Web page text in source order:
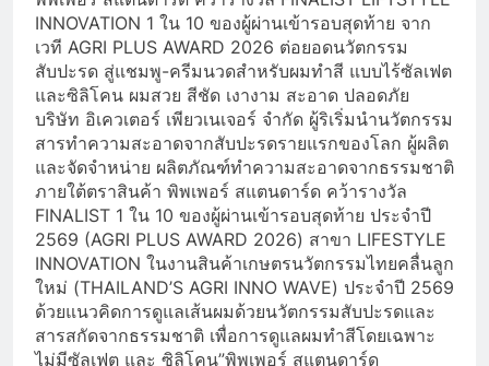
INNOVATION 1 ใน 10 ของผู้ผ่านเข้ารอบสุดท้าย จาก
เวที AGRI PLUS AWARD 2026 ต่อยอดนวัตกรรม
สับปะรด สู่แชมพู-ครีมนวดสำหรับผมทำสี แบบไร้ซัลเฟต
และซิลิโคน ผมสวย สีชัด เงางาม สะอาด ปลอดภัย
บริษัท อิเควเตอร์ เพียวเนเจอร์ จำกัด ผู้ริเริ่มนำนวัตกรรม
สารทำความสะอาดจากสับปะรดรายแรกของโลก ผู้ผลิต
และจัดจำหน่าย ผลิตภัณฑ์ทำความสะอาดจากธรรมชาติ
ภายใต้ตราสินค้า พิพเพอร์ สแตนดาร์ด คว้ารางวัล
FINALIST 1 ใน 10 ของผู้ผ่านเข้ารอบสุดท้าย ประจำปี
2569 (AGRI PLUS AWARD 2026) สาขา LIFESTYLE
INNOVATION ในงานสินค้าเกษตรนวัตกรรมไทยคลื่นลูก
ใหม่ (THAILAND’S AGRI INNO WAVE) ประจำปี 2569
ด้วยแนวคิดการดูแลเส้นผมด้วยนวัตกรรมสับปะรดและ
สารสกัดจากธรรมชาติ เพื่อการดูแลผมทำสีโดยเฉพาะ
ไม่มีซัลเฟต และ ซิลิโคน”พิพเพอร์ สแตนดาร์ด